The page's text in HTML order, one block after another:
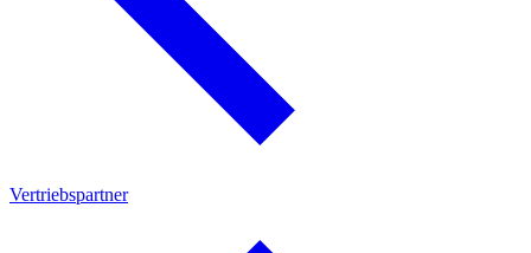
Vertriebspartner